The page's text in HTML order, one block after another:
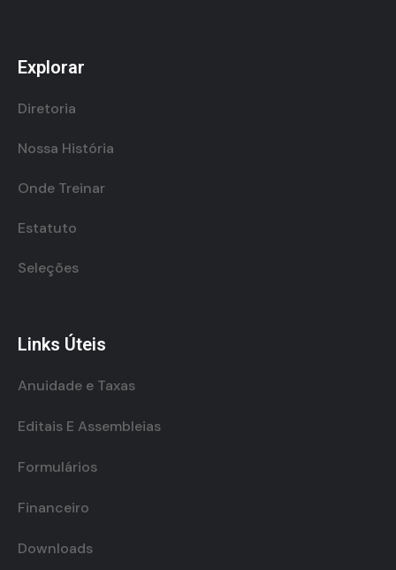
Explorar
Diretoria
Nossa História
Onde Treinar
Estatuto
Seleções
Links Úteis
Anuidade e Taxas
Editais E Assembleias
Formulários
Financeiro
Downloads